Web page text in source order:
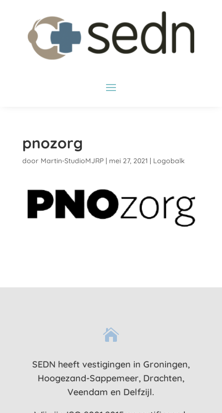
pnozorg
door Martin-StudioMJRP| mei 27, 2021 | Logobalk

SEDN heeft vestigingen in Groningen,
Hoogezand-Sappemeer, Drachten,
Veendam en Delfzijl.